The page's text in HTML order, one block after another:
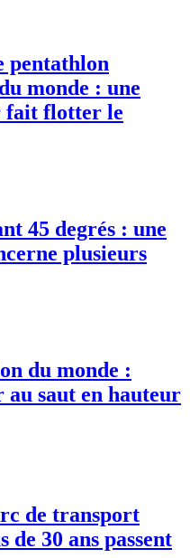
pentathlon
monde : une
fait flotter le
45 degrés : une
plusieurs
du monde :
au saut en hauteur
de transport
de 30 ans passent